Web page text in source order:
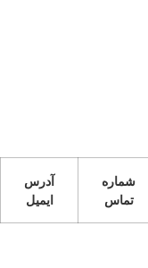
شماره
تماس
آدرس
ایمیل